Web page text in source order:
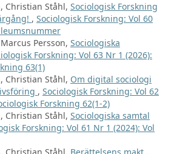
Christian Ståhl, Sociologisk Forskning
, Sociologisk Forskning: Vol 60
Persson, Sociologiska
Forskning: Vol 63 Nr 1 (2026):
63(1)
Christian Ståhl, Om digital sociologi
, Sociologisk Forskning: Vol 62
Forskning 62(1-2)
Christian Ståhl, Sociologiska samtal
Forskning: Vol 61 Nr 1 (2024): Vol